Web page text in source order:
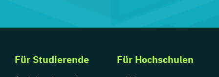
Für Studierende Für Hochschulen